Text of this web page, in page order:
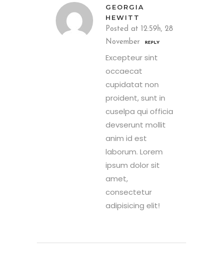
GEORGIA
HEWITT
Posted at 12:59h, 28
November
REPLY
Excepteur sint
occaecat
cupidatat non
proident, sunt in
cuselpa qui officia
devserunt mollit
anim id est
laborum. Lorem
ipsum dolor sit
amet,
consectetur
adipisicing elit!